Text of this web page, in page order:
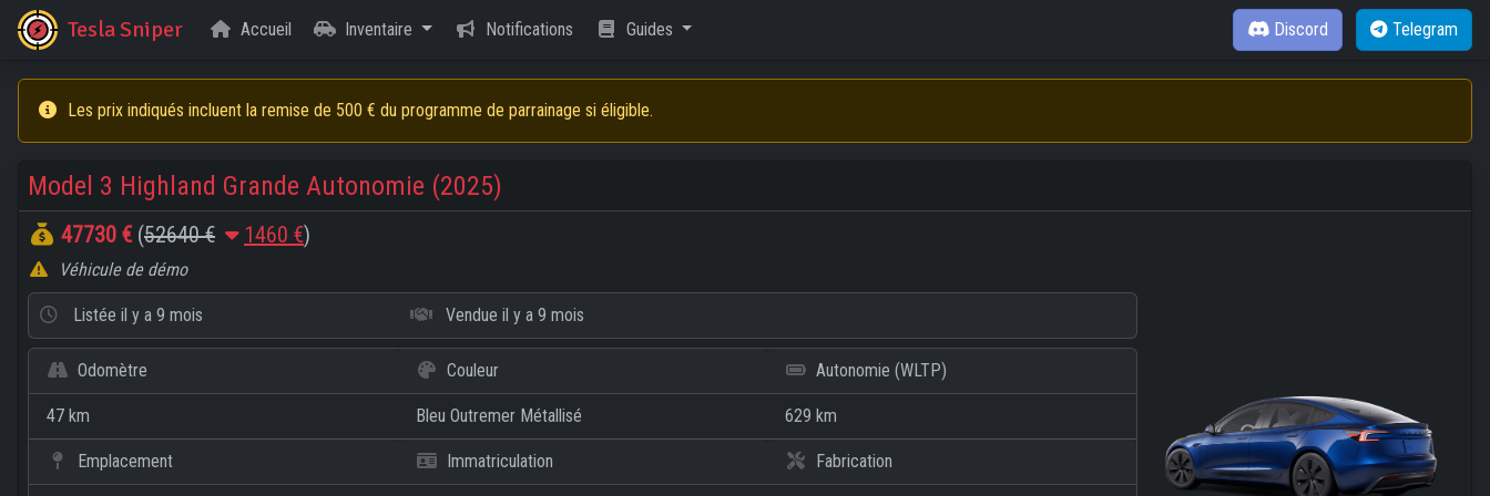
Tesla Sniper Accueil Inventaire Notifications Guides Discord Telegram
Les prix indiqués incluent la remise de 500 € du programme de parrainage si éligible.
Model 3 Highland Grande Autonomie (2025)
47730 € (52640 € 1460 €)
Véhicule de démo
Listée il y a 9 mois Vendue il y a 9 mois
Odomètre
47 km
Couleur
Bleu Outremer Métallisé
Autonomie (WLTP)
629 km
Emplacement Immatriculation Fabrication